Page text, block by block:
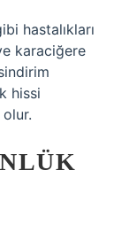
hastalıkları
karaciğere
hissi
olur.